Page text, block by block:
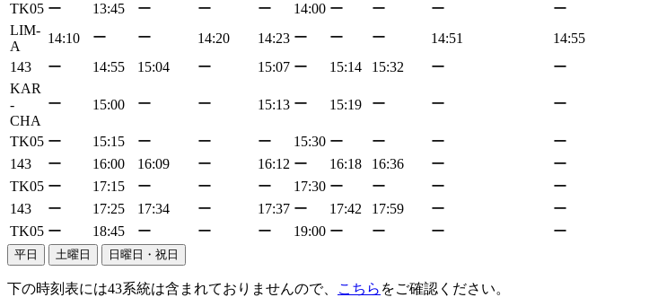
TK05 ー 13:45 ー ー ー 14:00 ー ー ー ー
LIM-
A
14:10 ー ー 14:20 14:23 ー ー ー 14:51 14:55
143
ー 14:55 15:04 ー 15:07 ー 15:14 15:32 ー ー
KAR
-
CHA
ー 15:00 ー ー 15:13 ー 15:19 ー ー ー
TK05 ー 15:15 ー ー ー 15:30 ー ー ー ー
143
ー 16:00 16:09 ー 16:12 ー 16:18 16:36 ー ー
TK05 ー 17:15 ー ー ー 17:30 ー ー ー ー
143
ー 17:25 17:34 ー 17:37 ー 17:42 17:59 ー ー
TK05 ー 18:45 ー ー ー 19:00 ー ー ー ー
平日 土曜日 日曜日・祝日
下の時刻表には43系統は含まれておりませんので、 こちら をご確認ください。